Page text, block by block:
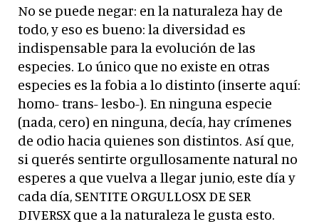
No se puede negar: en la naturaleza hay de
todo, y eso es bueno: la diversidad es
indispensable para la evolución de las
especies. Lo único que no existe en otras
especies es la fobia a lo distinto (inserte aquí:
homo- trans- lesbo-). En ninguna especie
(nada, cero) en ninguna, decía, hay crímenes
de odio hacia quienes son distintos. Así que,
si querés sentirte orgullosamente natural no
esperes a que vuelva a llegar junio, este día y
cada día, SENTITE ORGULLOSX DE SER
DIVERSX que a la naturaleza le gusta esto.